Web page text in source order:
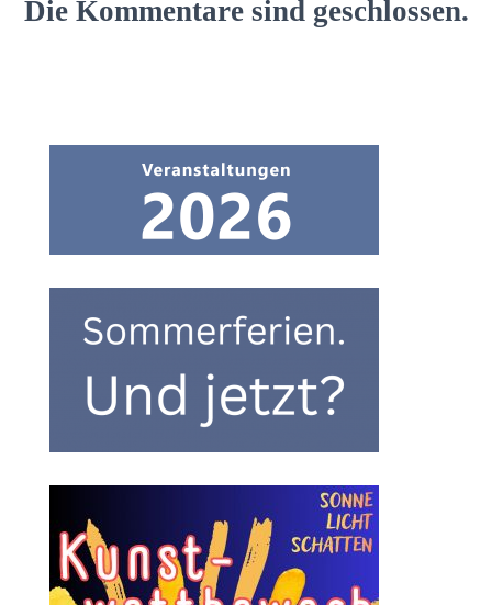
Die Kommentare sind geschlossen.